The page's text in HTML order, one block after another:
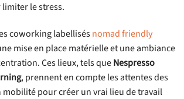
le stress.
coworking labellisésnomad friendly
mise en place matérielle et une ambiance
Ces lieux, tels queNespresso
, prennent en compte les attentes des
pour créer un vrai lieu de travail